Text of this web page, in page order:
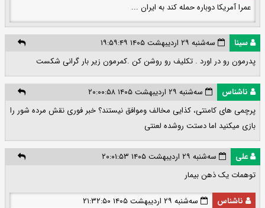
عمرا آمریکا دوباره حمله کند به ایران ...
سینا
سه‌شنبه ۲۹ اردیبهشت ۱۴۰۵ ۱۹:۵۹:۴۹
پدرمون رو در اورد . تکلیف رو روشن کن .کمرمون زیر بار گرانی شکست
ناشناس
سه‌شنبه ۲۹ اردیبهشت ۱۴۰۵ ۲۰:۰۰:۵۸
پرچمی های کامنتی، کذایی مخالف وموافق نیستند؟ خبر فوری نقش مرده شور را
بازی میکنید اما دستت روشده لعنتی
علی
سه‌شنبه ۲۹ اردیبهشت ۱۴۰۵ ۲۰:۰۱:۵۳
توهمات یک ذهن بیمار
ناشناس
سه‌شنبه ۲۹ اردیبهشت ۱۴۰۵ ۲۱:۳۲:۵۰